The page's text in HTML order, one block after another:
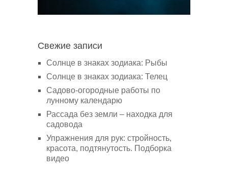
Свежие записи
Солнце в знаках зодиака: Рыбы
Солнце в знаках зодиака: Телец
Садово-огородные работы по
лунному календарю
Рассада без земли – находка для
садовода
Упражнения для рук: стройность,
красота, подтянутость. Подборка
видео